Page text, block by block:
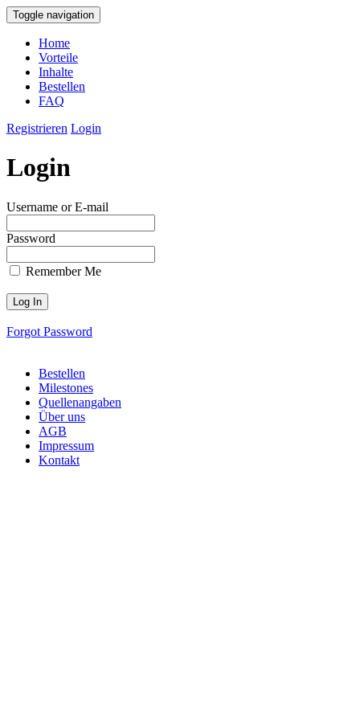
Toggle navigation
Home
Vorteile
Inhalte
Bestellen
FAQ
Registrieren Login
Login
Username or E-mail
Password
Remember Me
Forgot Password
Bestellen
Milestones
Quellenangaben
Über uns
AGB
Impressum
Kontakt